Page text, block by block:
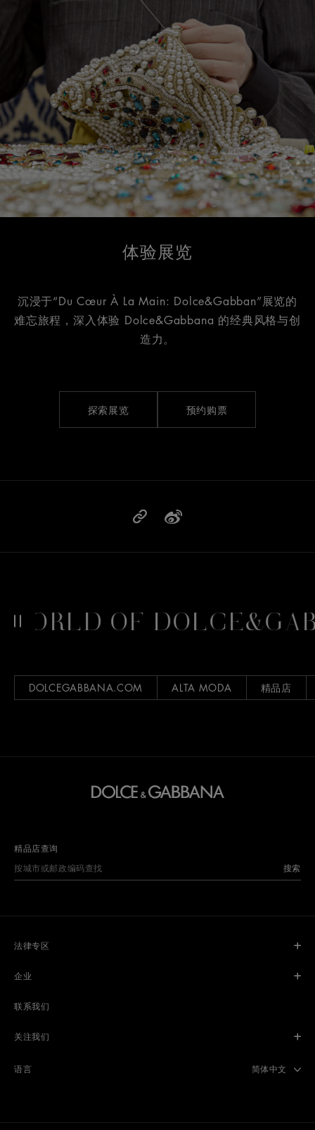
体验展览
沉浸于“Du Cœur À La Main: Dolce&Gabban”展览的
难忘旅程，深入体验 Dolce&Gabbana 的经典风格与创
造力。
探索展览 预约购票
OF
DOLCEGABBANA.COM ALTA MODA 精品店
精品店查询
搜索
法律专区
企业
联系我们
关注我们
语言 Select
简体中文